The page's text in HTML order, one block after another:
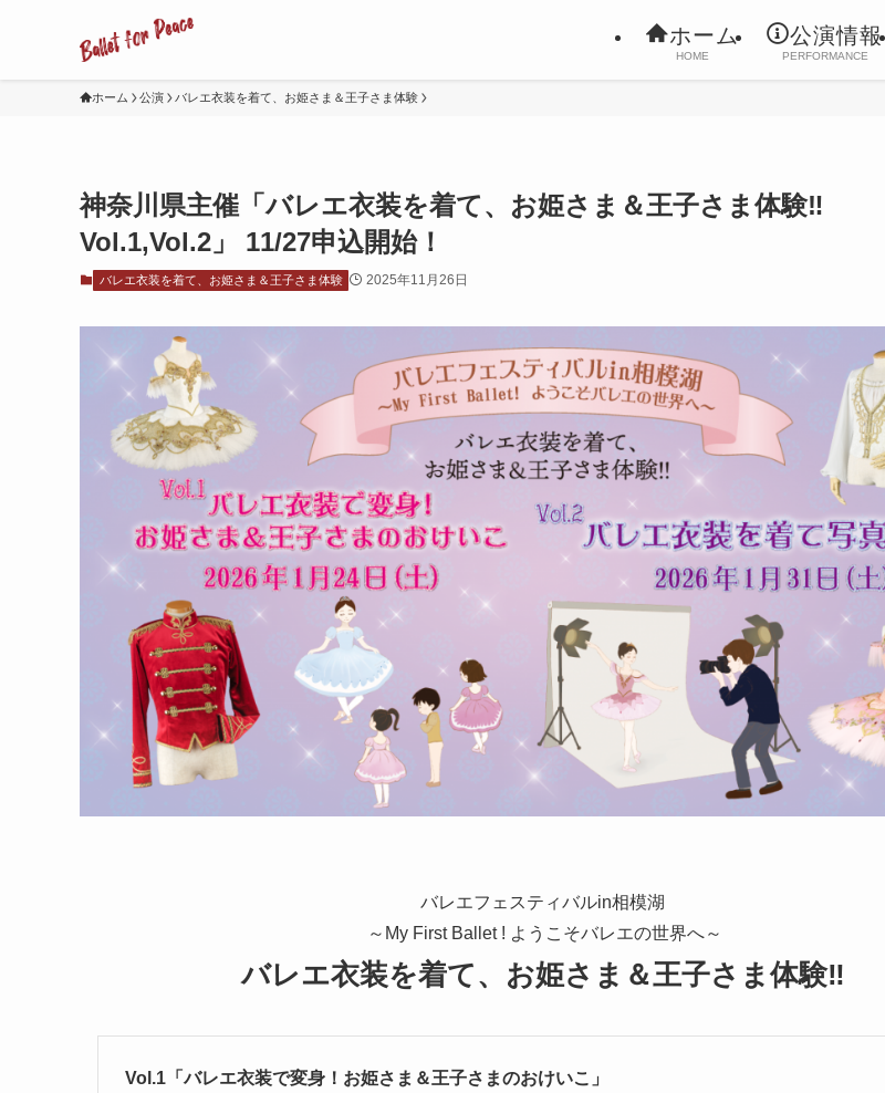
ホーム
HOME
公演情報
PERFORMANCE
ホーム 公演 バレエ衣装を着て、お姫さま＆王子さま体験
神奈川県主催「バレエ衣装を着て、お姫さま＆王子さま体験‼
Vol.1,Vol.2」 11/27申込開始！
バレエ衣装を着て、お姫さま＆王子さま体験 2025年11月26日
バレエフェスティバルin相模湖
～My First Ballet ! ようこそバレエの世界へ～
バレエ衣装を着て、お姫さま＆王子さま体験‼
Vol.1「バレエ衣装で変身！お姫さま＆王子さまのおけいこ」